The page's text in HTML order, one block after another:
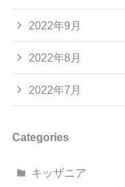
2022年9月
2022年8月
2022年7月
Categories
キッザニア